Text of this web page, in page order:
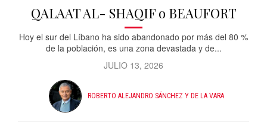
QALAAT AL- SHAQIF o BEAUFORT
Hoy el sur del Líbano ha sido abandonado por más del 80 %
de la población, es una zona devastada y de...
JULIO 13, 2026
ROBERTO ALEJANDRO SÁNCHEZ Y DE LA VARA